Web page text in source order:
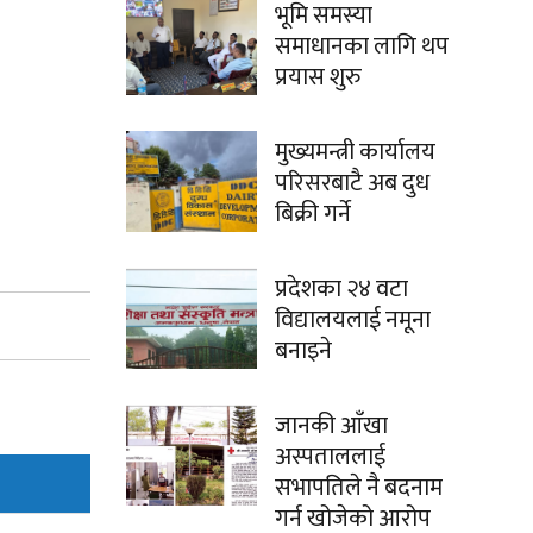
भूमि समस्या
समाधानका लागि थप
प्रयास शुरु
मुख्यमन्त्री कार्यालय
परिसरबाटै अब दुध
बिक्री गर्ने
प्रदेशका २४ वटा
विद्यालयलाई नमूना
बनाइने
जानकी आँखा
अस्पताललाई
सभापतिले नै बदनाम
गर्न खोजेको आरोप